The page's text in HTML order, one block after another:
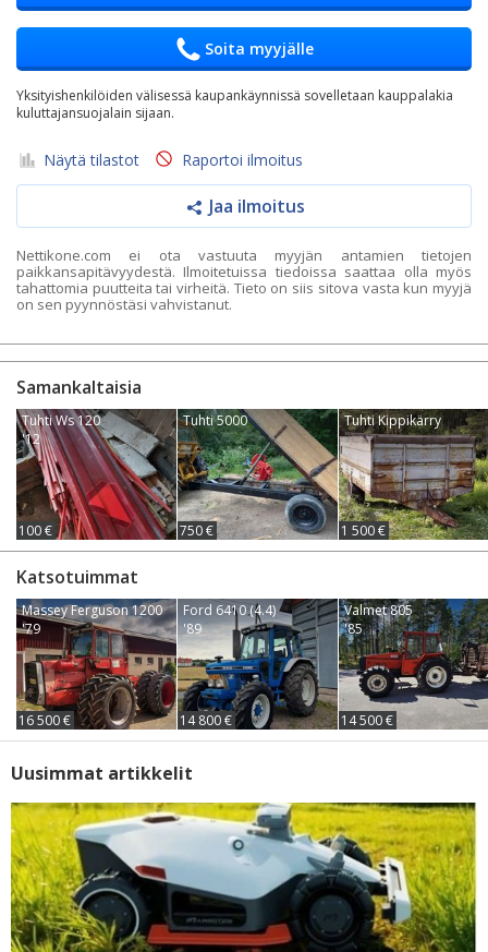
Soita myyjälle
Yksityishenkilöiden välisessä kaupankäynnissä sovelletaan kauppalakia
kuluttajansuojalain sijaan.
Näytä tilastot Raportoi ilmoitus
Jaa ilmoitus
Nettikone.com ei ota vastuuta myyjän antamien tietojen
paikkansapitävyydestä. Ilmoitetuissa tiedoissa saattaa olla myös
tahattomia puutteita tai virheitä. Tieto on siis sitova vasta kun myyjä
on sen pyynnöstäsi vahvistanut.
Samankaltaisia
Tuhti Ws 120
'12
100 €
Tuhti 5000
750 €
Tuhti Kippikärry
1 500 €
Katsotuimmat
Massey Ferguson 1200
'79
16 500 €
Ford 6410 (4.4)
'89
14 800 €
Valmet 805
'85
14 500 €
Uusimmat artikkelit